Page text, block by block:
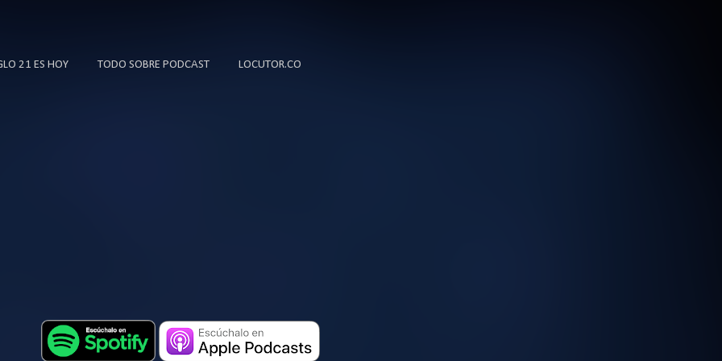
21 ES HOY TODO SOBRE PODCAST LOCUTOR.CO